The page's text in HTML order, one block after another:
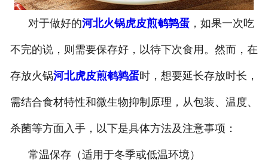
河北精忠报国八大锤典故版
- 河北蜜汁味卤蛋
- 河北茶香味卤蛋
对于做好的河北火锅虎皮煎鹌鹑蛋，如果一次吃
不完的说，则需要保存好，以待下次食用。然而，在
存放火锅河北虎皮煎鹌鹑蛋时，想要延长存放时长，
需结合食材特性和微生物抑制原理，从包装、温度、
杀菌等方面入手，以下是具体方法及注意事项：
常温保存（适用于冬季或低温环境）